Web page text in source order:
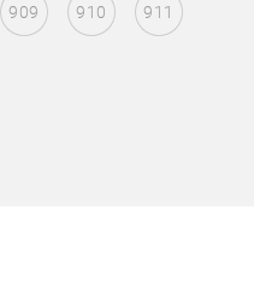
909 910 911